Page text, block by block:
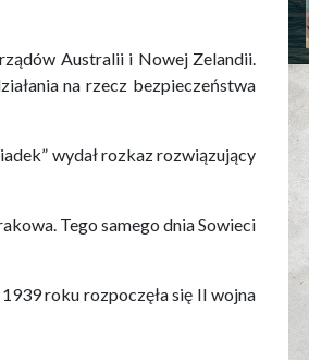
Australii i Nowej Zelandii.
na rzecz bezpieczeństwa
wydał rozkaz rozwiązujący
Tego samego dnia Sowieci
roku rozpoczęła się II wojna